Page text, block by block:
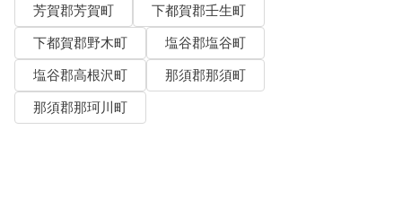
芳賀郡芳賀町
下都賀郡壬生町
下都賀郡野木町
塩谷郡塩谷町
塩谷郡高根沢町
那須郡那須町
那須郡那珂川町